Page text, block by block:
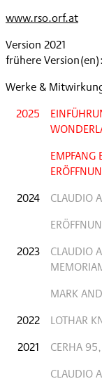
www.rso.orf.at
Version 2021
frühere Version(en):
Werke &
2025
EMPFANG
2024
CLAUDIO
2023
CLAUDIO
MARK
2022
LOTHAR
2021
CERHA
CLAUDIO